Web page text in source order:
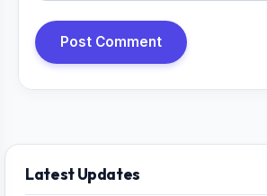
Post Comment
Latest Updates